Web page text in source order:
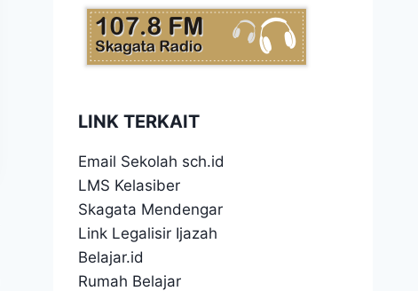
LINK TERKAIT
Email Sekolah sch.id
LMS Kelasiber
Skagata Mendengar
Link Legalisir Ijazah
Belajar.id
Rumah Belajar